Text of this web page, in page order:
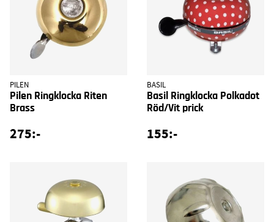
PILEN
Pilen Ringklocka Riten
Brass
275:-
BASIL
Basil Ringklocka Polkadot
Röd/Vit prick
155:-